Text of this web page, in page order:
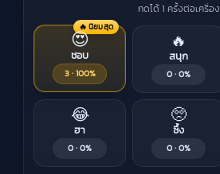
กดได้ 1 ครั้งต่อเครื่อง
🔥 นิยมสุด
😍
ชอบ
3 · 100%
🔥
สนุก
0 · 0%
😂
ฮา
0 · 0%
🥺
ซึ้ง
0 · 0%